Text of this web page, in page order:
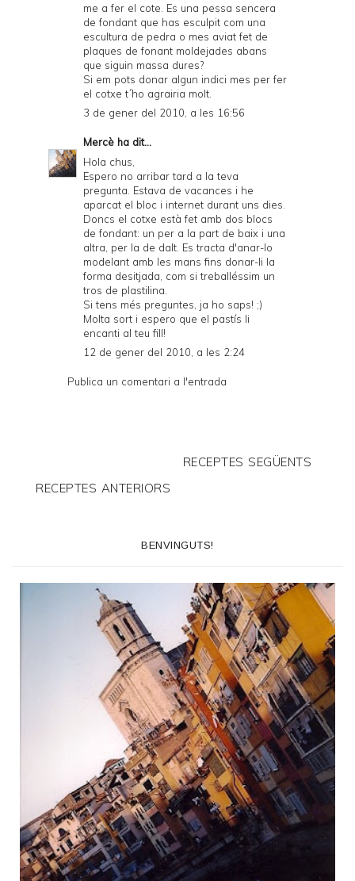
me a fer el cote. Es una pessa sencera
de fondant que has esculpit com una
escultura de pedra o mes aviat fet de
plaques de fonant moldejades abans
que siguin massa dures?
Si em pots donar algun indici mes per fer
el cotxe t´ho agrairia molt.
3 de gener del 2010, a les 16:56
Mercè ha dit...
Hola chus,
Espero no arribar tard a la teva
pregunta. Estava de vacances i he
aparcat el bloc i internet durant uns dies.
Doncs el cotxe està fet amb dos blocs
de fondant: un per a la part de baix i una
altra, per la de dalt. Es tracta d'anar-lo
modelant amb les mans fins donar-li la
forma desitjada, com si treballéssim un
tros de plastilina.
Si tens més preguntes, ja ho saps! ;)
Molta sort i espero que el pastís li
encanti al teu fill!
12 de gener del 2010, a les 2:24
Publica un comentari a l'entrada
RECEPTES SEGÜENTS
RECEPTES ANTERIORS
BENVINGUTS!